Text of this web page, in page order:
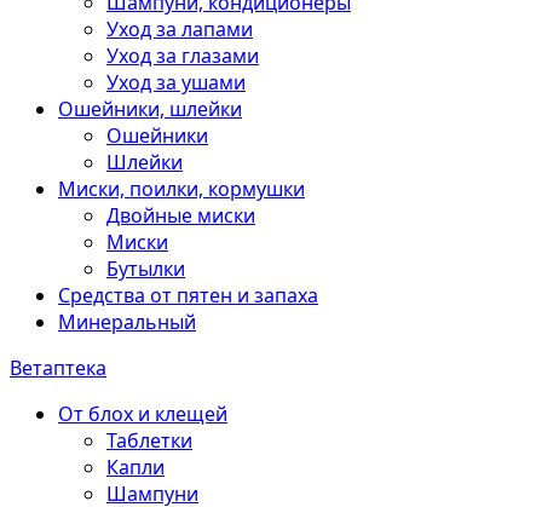
Уход за лапами
Уход за глазами
Уход за ушами
Ошейники, шлейки
Ошейники
Шлейки
Миски, поилки, кормушки
Двойные миски
Миски
Бутылки
Средства от пятен и запаха
Минеральный
Ветаптека
От блох и клещей
Таблетки
Капли
Шампуни